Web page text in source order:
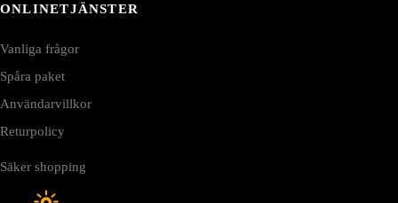
ONLINETJÄNSTER
Vanliga frågor
Spåra paket
Användarvillkor
Returpolicy
Säker shopping